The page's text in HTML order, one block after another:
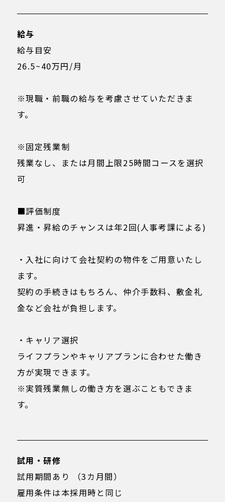
給与
給与目安
26.5~40万円/月
※現職・前職の給与を考慮させていただきま
す。
※固定残業制
残業なし、または月間上限25時間コースを選択
可
■評価制度
昇進・昇給のチャンスは年2回(人事考課による)
・入社に向けて会社契約の物件をご用意いたし
ます。
契約の手続きはもちろん、仲介手数料、敷金礼
金など会社が負担します。
・キャリア選択
ライフプランやキャリアプランに合わせた働き
方が実現できます。
※実質残業無しの働き方を選ぶこともできま
す。
試用・研修
試用期間あり （3カ月間）
雇用条件は本採用時と同じ